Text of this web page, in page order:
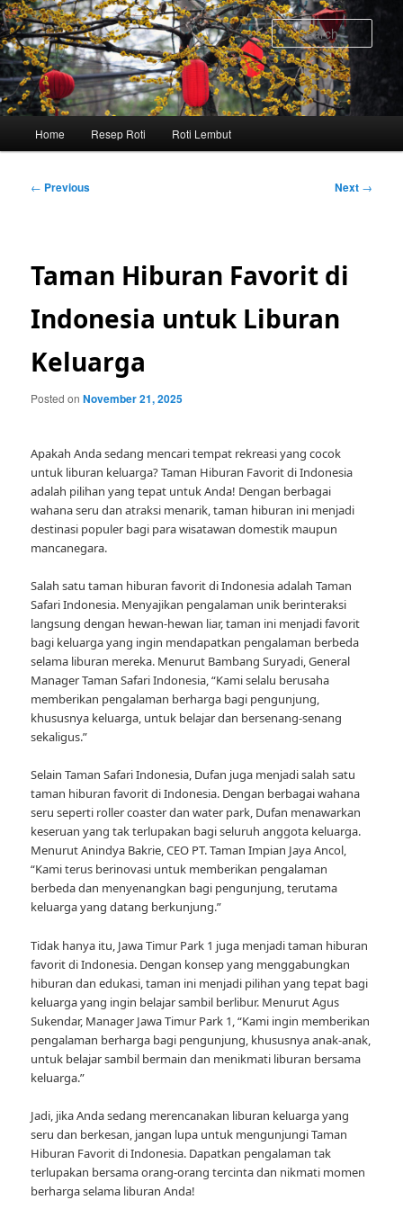
Skip
to
primary
content
Home Resep Roti Roti Lembut
Post
← Previous Next →
Taman Hiburan Favorit di
Indonesia untuk Liburan
Keluarga
Posted onNovember 21, 2025
Apakah Anda sedang mencari tempat rekreasi yang cocok
untuk liburan keluarga? Taman Hiburan Favorit di Indonesia
adalah pilihan yang tepat untuk Anda! Dengan berbagai
wahana seru dan atraksi menarik, taman hiburan ini menjadi
destinasi populer bagi para wisatawan domestik maupun
mancanegara.
Salah satu taman hiburan favorit di Indonesia adalah Taman
Safari Indonesia. Menyajikan pengalaman unik berinteraksi
langsung dengan hewan-hewan liar, taman ini menjadi favorit
bagi keluarga yang ingin mendapatkan pengalaman berbeda
selama liburan mereka. Menurut Bambang Suryadi, General
Manager Taman Safari Indonesia, “Kami selalu berusaha
memberikan pengalaman berharga bagi pengunjung,
khususnya keluarga, untuk belajar dan bersenang-senang
sekaligus.”
Selain Taman Safari Indonesia, Dufan juga menjadi salah satu
taman hiburan favorit di Indonesia. Dengan berbagai wahana
seru seperti roller coaster dan water park, Dufan menawarkan
keseruan yang tak terlupakan bagi seluruh anggota keluarga.
Menurut Anindya Bakrie, CEO PT. Taman Impian Jaya Ancol,
“Kami terus berinovasi untuk memberikan pengalaman
berbeda dan menyenangkan bagi pengunjung, terutama
keluarga yang datang berkunjung.”
Tidak hanya itu, Jawa Timur Park 1 juga menjadi taman hiburan
favorit di Indonesia. Dengan konsep yang menggabungkan
hiburan dan edukasi, taman ini menjadi pilihan yang tepat bagi
keluarga yang ingin belajar sambil berlibur. Menurut Agus
Sukendar, Manager Jawa Timur Park 1, “Kami ingin memberikan
pengalaman berharga bagi pengunjung, khususnya anak-anak,
untuk belajar sambil bermain dan menikmati liburan bersama
keluarga.”
Jadi, jika Anda sedang merencanakan liburan keluarga yang
seru dan berkesan, jangan lupa untuk mengunjungi Taman
Hiburan Favorit di Indonesia. Dapatkan pengalaman tak
terlupakan bersama orang-orang tercinta dan nikmati momen
berharga selama liburan Anda!